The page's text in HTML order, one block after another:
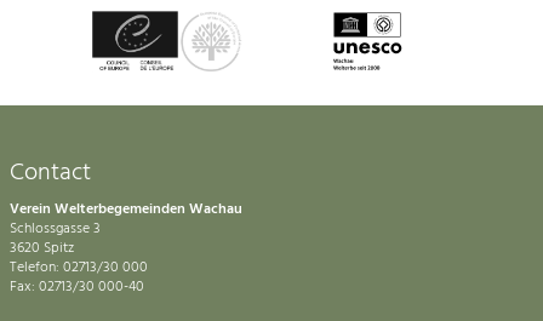
Contact
Verein Welterbegemeinden Wachau
Schlossgasse 3
3620 Spitz
Telefon: 02713/30 000
Fax: 02713/30 000-40